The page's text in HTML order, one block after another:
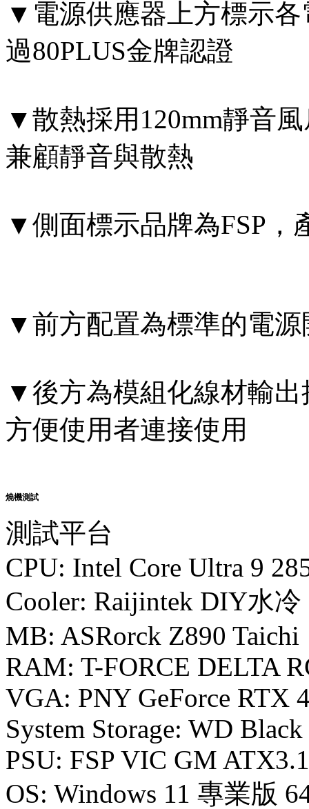
▼電源供應器上方標示
過80PLUS金牌認證
▼散熱採用120mm靜音
兼顧靜音與散熱
▼側面標示品牌為FSP，
▼前方配置為標準的電源
▼後方為模組化線材輸
方便使用者連接使用
燒機測試
測試平台
CPU: Intel Core Ultra 9
Cooler: Raijintek DIY水冷
MB: ASRorck Z890 Taichi
RAM: T-FORCE DELTA
VGA: PNY GeForce RTX
System Storage: WD
PSU: FSP VIC GM
OS: Windows 11 專業版